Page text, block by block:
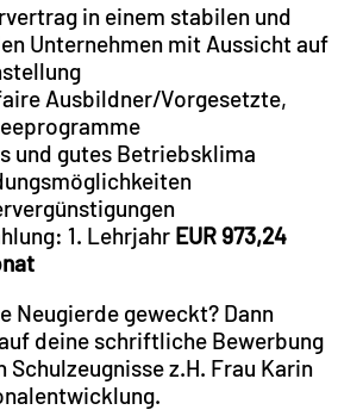
in einem stabilen und
Unternehmen mit Aussicht auf
Ausbildner/Vorgesetzte,
und gutes Betriebsklima
1. Lehrjahr EUR 973,24
Neugierde geweckt? Dann
deine schriftliche Bewerbung
z.H. Frau Karin